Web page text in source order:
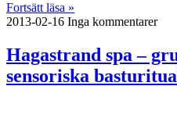
Fortsätt läsa »
2013-02-16 Inga kommentarer
Hagastrand spa –
sensoriska